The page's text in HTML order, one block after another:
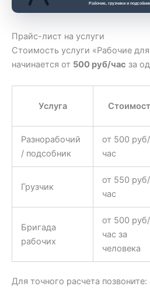
Рабочие, грузчики и
Прайс-лист на услуги
Стоимость услуги «Рабочие
начинается от 500 руб/час за
Услуга
Разнорабочий
/ подсобник
от 500 руб/
час
Грузчик
от 550 руб/
час
Бригада
рабочих
от 500 руб/
час за
человека
Для точного расчета позвоните: